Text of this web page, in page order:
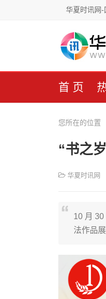
华夏时讯网-
首页
您所在的位置
“书之
华夏时讯网
10 月
法作品